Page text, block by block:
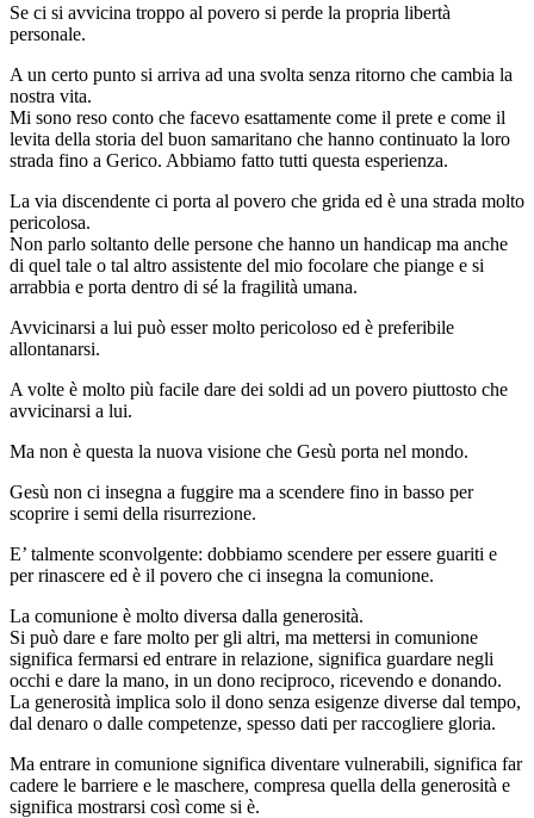
Se ci si avvicina troppo al povero si perde la propria libertà
personale.
A un certo punto si arriva ad una svolta senza ritorno che cambia la
nostra vita.
Mi sono reso conto che facevo esattamente come il prete e come il
levita della storia del buon samaritano che hanno continuato la loro
strada fino a Gerico. Abbiamo fatto tutti questa esperienza.
La via discendente ci porta al povero che grida ed è una strada molto
pericolosa.
Non parlo soltanto delle persone che hanno un handicap ma anche
di quel tale o tal altro assistente del mio focolare che piange e si
arrabbia e porta dentro di sé la fragilità umana.
Avvicinarsi a lui può esser molto pericoloso ed è preferibile
allontanarsi.
A volte è molto più facile dare dei soldi ad un povero piuttosto che
avvicinarsi a lui.
Ma non è questa la nuova visione che Gesù porta nel mondo.
Gesù non ci insegna a fuggire ma a scendere fino in basso per
scoprire i semi della risurrezione.
E’ talmente sconvolgente: dobbiamo scendere per essere guariti e
per rinascere ed è il povero che ci insegna la comunione.
La comunione è molto diversa dalla generosità.
Si può dare e fare molto per gli altri, ma mettersi in comunione
significa fermarsi ed entrare in relazione, significa guardare negli
occhi e dare la mano, in un dono reciproco, ricevendo e donando.
La generosità implica solo il dono senza esigenze diverse dal tempo,
dal denaro o dalle competenze, spesso dati per raccogliere gloria.
Ma entrare in comunione significa diventare vulnerabili, significa far
cadere le barriere e le maschere, compresa quella della generosità e
significa mostrarsi così come si è.